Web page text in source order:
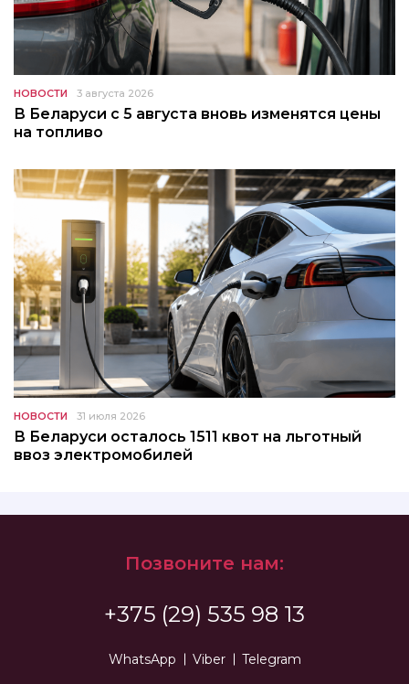
НОВОСТИ 3 августа 2026
В Беларуси с 5 августа вновь изменятся цены
на топливо
НОВОСТИ 31 июля 2026
В Беларуси осталось 1511 квот на льготный
ввоз электромобилей
Позвоните нам:
+375 (29) 535 98 13
WhatsApp Viber Telegram